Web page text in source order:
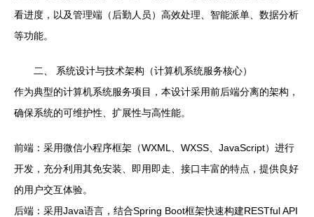
看进度，以及管理端（后勤人员）高效处理、智能派单、数据分析
等功能。
二、 系统设计与技术架构（计算机系统服务核心）
作为典型的计算机系统服务项目，本设计采用前后端分离的架构，
确保系统的可维护性、扩展性与高性能。
前端：采用微信小程序框架（WXML、WXSS、JavaScript）进行
开发，充分利用其免安装、即用即走、接口丰富的特点，提供良好
的用户交互体验。
后端：采用Java语言，结合Spring Boot框架快速构建RESTful API